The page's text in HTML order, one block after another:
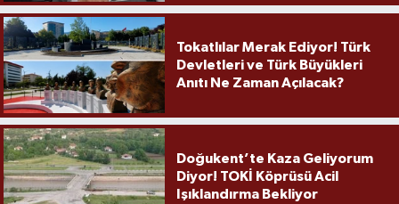
Tokatlılar Merak Ediyor! Türk
Devletleri ve Türk Büyükleri
Anıtı Ne Zaman Açılacak?
Doğukent’te Kaza Geliyorum
Diyor! TOKİ Köprüsü Acil
Işıklandırma Bekliyor